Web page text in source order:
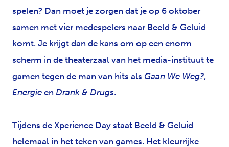
spelen? Dan moet je zorgen dat je op 6 oktober
samen met vier medespelers naar Beeld & Geluid
komt. Je krijgt dan de kans om op een enorm
scherm in de theaterzaal van het media-instituut te
gamen tegen de man van hits als Gaan We Weg?,
Energie en Drank & Drugs.
Tijdens de Xperience Day staat Beeld & Geluid
helemaal in het teken van games. Het kleurrijke